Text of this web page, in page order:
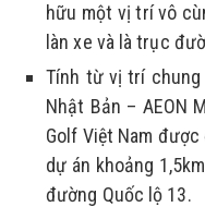
hữu một vị trí vô
làn xe và là trục
Tính từ vị trí chung
Nhật Bản – AEON
Golf Việt Nam
dự án khoảng
đường Quốc lộ 13.